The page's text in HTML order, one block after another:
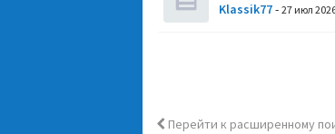
Klassik77- 27 июл
Перейти к расширенному